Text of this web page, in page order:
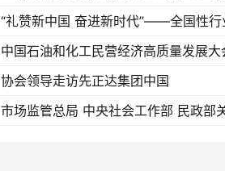
协会领导走访先正达集团中国